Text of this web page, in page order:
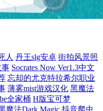
人 丹王slg安卓 街拍风景照
事 Socrates Now Ver1.3中文
忘却的尤克特拉希尔职业
薄雾mist游戏汉化 黑魔法
全家桶 H版宝可梦
魔法Dark Magic 抖音爬虫